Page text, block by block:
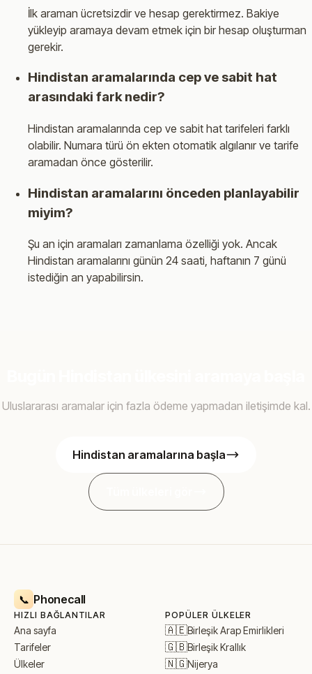
İlk araman ücretsizdir ve hesap gerektirmez. Bakiye
yükleyip aramaya devam etmek için bir hesap oluşturman
gerekir.
Hindistan aramalarında cep ve sabit hat
arasındaki fark nedir?
Hindistan aramalarında cep ve sabit hat tarifeleri farklı
olabilir. Numara türü ön ekten otomatik algılanır ve tarife
aramadan önce gösterilir.
Hindistan aramalarını önceden planlayabilir
miyim?
Şu an için aramaları zamanlama özelliği yok. Ancak
Hindistan aramalarını günün 24 saati, haftanın 7 günü
istediğin an yapabilirsin.
Uluslararası aramalar için fazla ödeme yapmadan iletişimde kal.
Hindistan aramalarına başla
📞 Phonecall
HIZLI BAĞLANTILAR
Ana sayfa
Tarifeler
Ülkeler
POPÜLER ÜLKELER
🇦🇪Birleşik Arap Emirlikleri
🇬🇧Birleşik Krallık
🇳🇬Nijerya